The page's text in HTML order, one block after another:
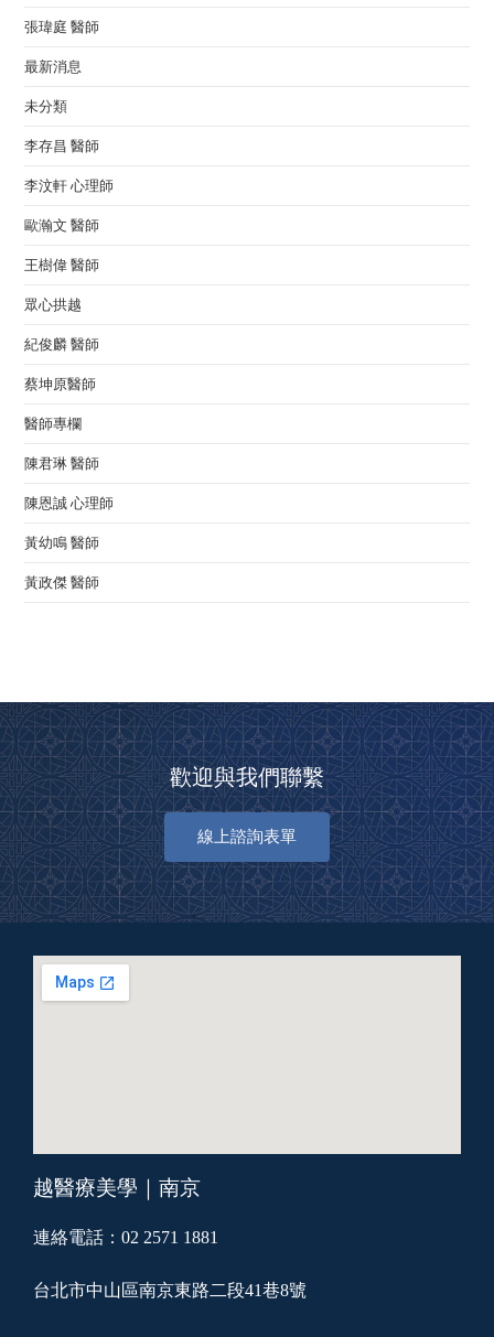
張瑋庭 醫師
最新消息
未分類
李存昌 醫師
李汶軒 心理師
歐瀚文 醫師
王樹偉 醫師
眾心拱越
紀俊麟 醫師
蔡坤原醫師
醫師專欄
陳君琳 醫師
陳恩誠 心理師
黃幼鳴 醫師
黃政傑 醫師
歡迎與我們聯繫
線上諮詢表單
越醫療美學｜南京
連絡電話：02 2571 1881
台北市中山區南京東路二段41巷8號